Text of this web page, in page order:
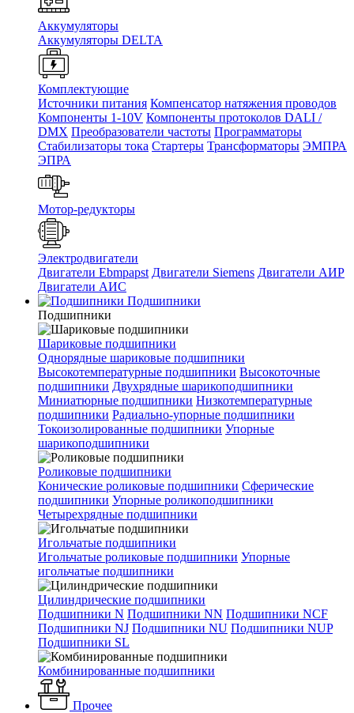
Аккумуляторы
Аккумуляторы DELTA
Комплектующие
Источники питания Компенсатор натяжения проводов
Компоненты 1-10V Компоненты протоколов DALI /
DMX Преобразователи частоты Программаторы
Стабилизаторы тока Стартеры Трансформаторы ЭМПРА
ЭПРА
Мотор-редукторы
Электродвигатели
Двигатели Ebmpapst Двигатели Siemens Двигатели АИР
Двигатели АИС
Подшипники
Подшипники
Шариковые подшипники
Однорядные шариковые подшипники
Высокотемпературные подшипники Высокоточные
подшипники Двухрядные шарикоподшипники
Миниатюрные подшипники Низкотемпературные
подшипники Радиально-упорные подшипники
Токоизолированные подшипники Упорные
шарикоподшипники
Роликовые подшипники
Конические роликовые подшипники Сферические
подшипники Упорные роликоподшипники
Четырехрядные подшипники
Игольчатые подшипники
Игольчатые роликовые подшипники Упорные
игольчатые подшипники
Цилиндрические подшипники
Подшипники N Подшипники NN Подшипники NCF
Подшипники NJ Подшипники NU Подшипники NUP
Подшипники SL
Комбинированные подшипники
Прочее